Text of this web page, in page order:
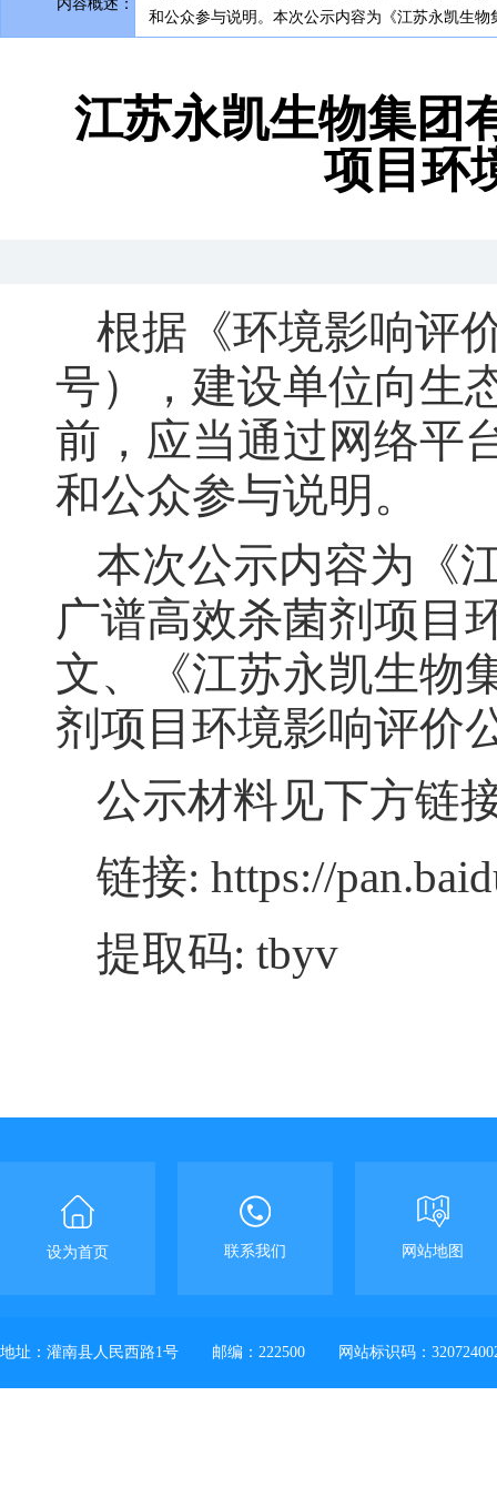
和公众参与说明。本次公示内容为《江苏永凯生
江苏永凯生物集团
项目环
根据《环境影响评
号）
， 建设单位向生
前，应当通过网络平
和公众参与说明。
本次公示内容为《
广谱高效杀菌剂项目
文、《江苏永凯生物
剂项目 环境影响评价
公示材料见下方链
链接: https://
提取码: tbyv
设为首页 联系我们 网站地图
地址：灌南县人民西路1号 邮编：222500 网站标识码：